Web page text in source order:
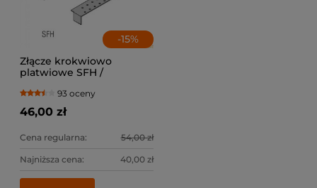
-15%
Złącze krokwiowo
platwiowe SFH /
93 oceny
46,00 zł
Cena regularna: 54,00 zł
Najniższa cena: 40,00 zł